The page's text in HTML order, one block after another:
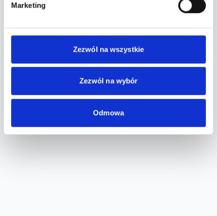
Marketing
Zezwól na wszystkie
Zezwól na wybór
Odmowa